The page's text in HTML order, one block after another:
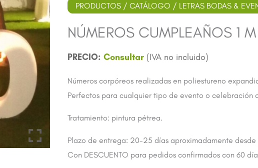
PRODUCTOS / CATÁLOGO / LETRAS BODAS &
NÚMEROS CUMPLEAÑOS 1 M
Consultar
Números corpóreos realizadas en poliestureno
Perfectos para cualquier tipo de evento o celebración
Tratamiento: pintura pétrea.
Plazo de entrega: 20-25 días aproximadamente
Con DESCUENTO para pedidos confirmados con 60